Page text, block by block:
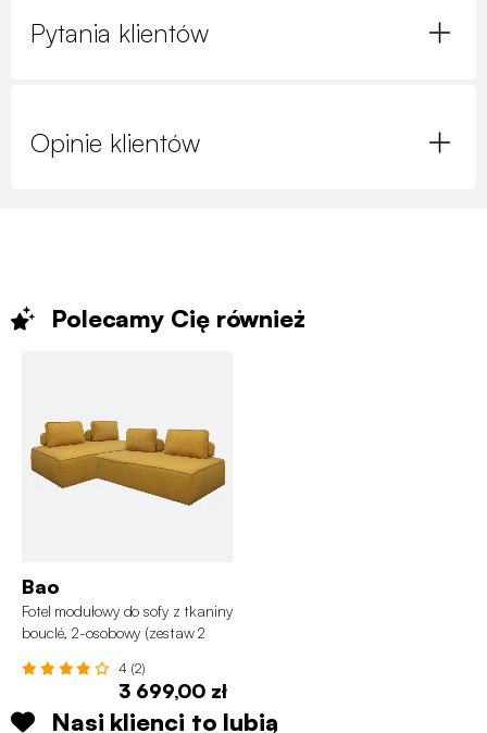
Pytania klientów
Opinie klientów
Polecamy Cię również
Bao
Fotel modułowy do sofy z tkaniny
bouclé, 2-osobowy (zestaw 2
4 (2)
3 699,00 zł
Nasi klienci to lubią